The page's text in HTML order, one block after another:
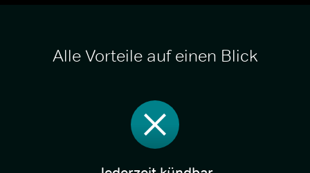
Alle Vorteile auf einen Blick